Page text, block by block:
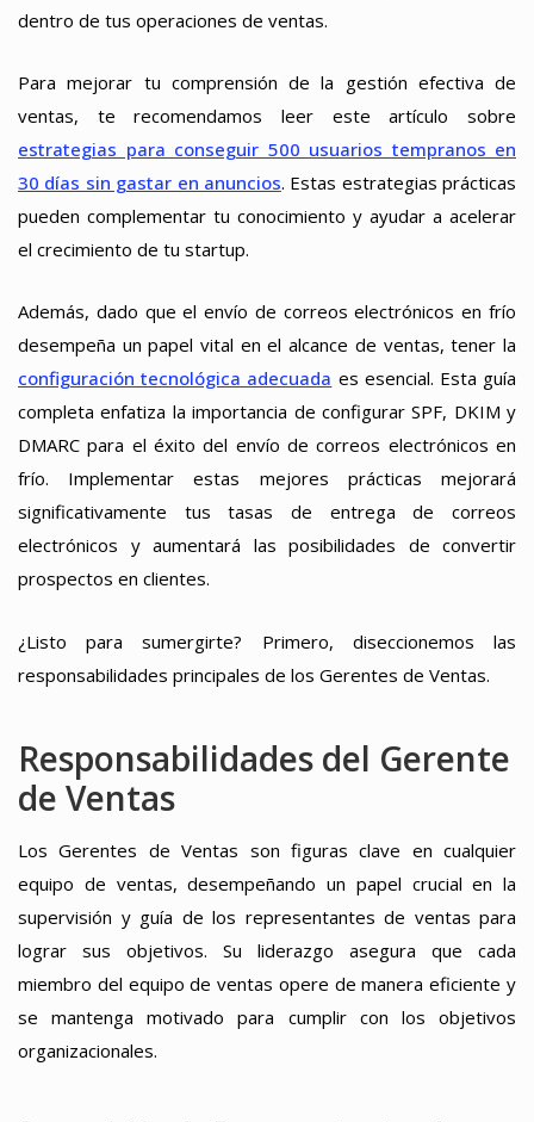
dentro de tus operaciones de ventas.
Para mejorar tu comprensión de la gestión efectiva de
ventas, te recomendamos leer este artículo sobre
estrategias para conseguir 500 usuarios tempranos en
30 días sin gastar en anuncios. Estas estrategias prácticas
pueden complementar tu conocimiento y ayudar a acelerar
el crecimiento de tu startup.
Además, dado que el envío de correos electrónicos en frío
desempeña un papel vital en el alcance de ventas, tener la
configuración tecnológica adecuada es esencial. Esta guía
completa enfatiza la importancia de configurar SPF, DKIM y
DMARC para el éxito del envío de correos electrónicos en
frío. Implementar estas mejores prácticas mejorará
significativamente tus tasas de entrega de correos
electrónicos y aumentará las posibilidades de convertir
prospectos en clientes.
¿Listo para sumergirte? Primero, diseccionemos las
responsabilidades principales de los Gerentes de Ventas.
Responsabilidades del Gerente
de Ventas
Los Gerentes de Ventas son figuras clave en cualquier
equipo de ventas, desempeñando un papel crucial en la
supervisión y guía de los representantes de ventas para
lograr sus objetivos. Su liderazgo asegura que cada
miembro del equipo de ventas opere de manera eficiente y
se mantenga motivado para cumplir con los objetivos
organizacionales.